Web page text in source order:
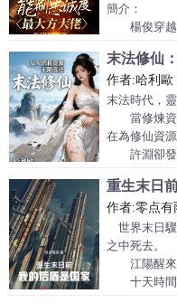
追殺我們！”
任盈盈（默
林平之笑了
簡介：
楊俊穿越
時到賬。
“幫小弟駱
忠誠度，獎勵
“給小弟阿
勵黃金腰子
“給小結巴
只要提升小
上最大方的
東星烏鴉
末法修仙
作者:哈利歐
末法時代，靈
當修煉資
在為修仙資源
許淵卻發
於是。
許淵立下
為少女立心
為仙子繼絕
重生末日
作者:零点有
世界末日驟
之中死去。
江陽醒來
十天時間